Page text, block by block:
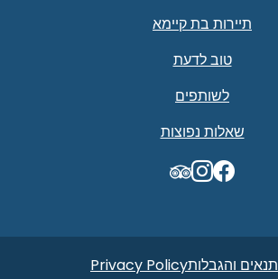
TripAdvisor
תיירות בת קיימא
טוב לדעת
לשותפים
שאלות נפוצות
תנאים והגבלותPrivacy Policy